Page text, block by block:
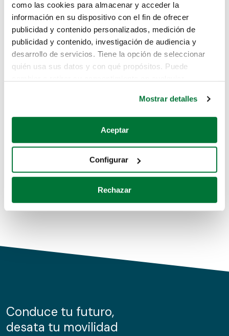
como las cookies para almacenar y acceder la
información en su dispositivo con el fin de ofrecer
publicidad y contenido personalizados, medición de
publicidad y contenido, investigación de audiencia y
desarrollo de servicios. Tiene la opción de seleccionar
quién usa sus datos y con qué propósitos. Puede
Si lo permite, también quisiéramos:
Recopilar información sobre su ubicación geográfica
Identificar su dispositivo analizándolo activamente
para buscar características específicas (huellas
Obtenga más información sobre cómo se procesan sus
de cookies.
información sobre el uso que haga del sitio web con
nuestros partners de redes sociales, publicidad y análisis
Mostrar detalles
Aceptar
Configurar
Rechazar
Lo sentimos, no sabemos como
te hemos traido hasta aquí.
Pero puedes encontrar el coche que estás
buscando en alguno de estos enlaces:
Coches de segunda mano
Coches de km0
Conduce tu futuro,
desata tu movilidad